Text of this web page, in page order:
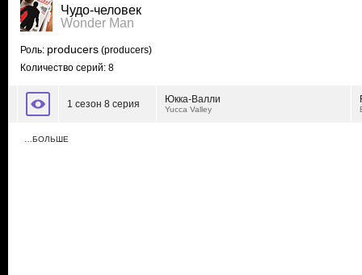
Чудо-человек
Wonder Man
Роль: producers (producers)
Количество серий: 8
1 сезон 8 серия Юкка-Валли
Yucca Valley
…БОЛЬШЕ